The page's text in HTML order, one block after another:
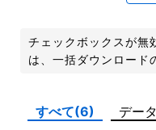
チェックボックスが無
は、一括ダウンロード
すべて(6) デー